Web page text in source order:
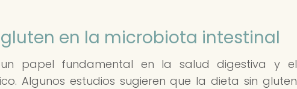
en la microbiota intestinal
papel fundamental en la salud digestiva y el
Algunos estudios sugieren que la dieta sin gluten